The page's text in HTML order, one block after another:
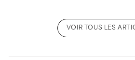
VOIR TOUS LES